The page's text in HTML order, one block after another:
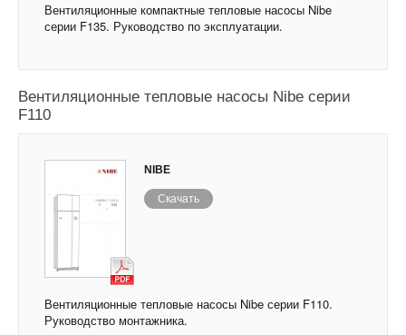
Вентиляционные компактные тепловые насосы Nibe
серии F135. Руководство по эксплуатации.
Вентиляционные тепловые насосы Nibe серии
F110
NIBE
Скачать
Вентиляционные тепловые насосы Nibe серии F110.
Руководство монтажника.